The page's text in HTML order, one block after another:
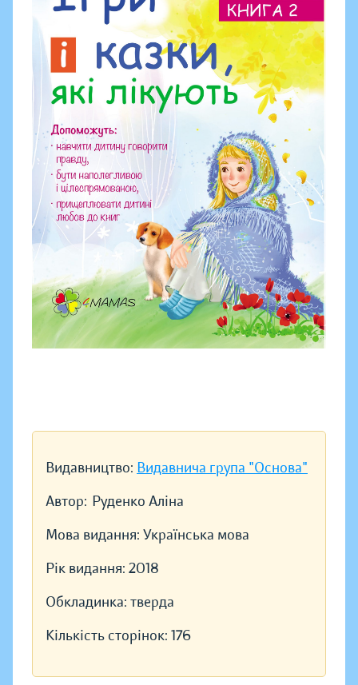
Видавництво: Видавнича група "Основа"
Автор: Руденко Аліна
Мова видання: Українська мова
Рік видання: 2018
Обкладинка: тверда
Кількість сторінок: 176